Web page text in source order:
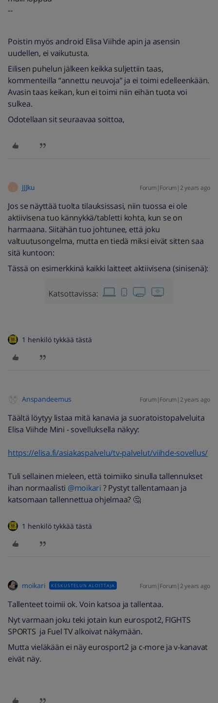
--
Poistin myös android Elisa Viihde apin ja asensin
uudellen, ei vaikutusta.
Eilisen puhelun jälkeen keikka suljettiin taas,
kommenteilla “annettu neuvoja” ja ei toimi edelleenkään.
Avasin taas keikan, kun ei toimi niin eihän tuota voi
sulkea.
Odotellaan sit seuraavaa soittoa,
JJJku Forum|Forum|2 years ago
Jos se näyttää tuolta tilauksissasi, niin tuossa ei ole
aktiivisena tuo kännykkä/tabletti kohta, kun se on
harmaana. Siitähän tuo johtunee, että joku
valtuutusongelma, mutta en tiedä miksi eivät sitten saa
sitä kuntoon:
Tässä on esimerkkinä kaikki laitteet aktiivisena (sinisenä):
1 henkilö tykkää tästä
Anspandeemus Forum|Forum|2 years ago
Täältä löytyy listaa mitä kanavia ja suoratoistopalveluita
Elisa Viihde Mini - sovelluksella näkyy:
https://elisa.fi/asiakaspalvelu/tv-palvelut/viihde-sovellus/
Tuli sellainen mieleen, että toimiiko sinulla tallennukset
ihan normaalisti @moikari ? Pystyt tallentamaan ja
katsomaan tallennettua ohjelmaa? 🤔
1 henkilö tykkää tästä
moikari KESKUSTELUN ALOITTAJA Forum|Forum|2 years ago
Tallenteet toimii ok. Voin katsoa ja tallentaa.
Nyt varmaan joku teki jotain kun eurospot2, FIGHTS
SPORTS ja Fuel TV alkoivat näkymään.
Mutta vieläkään ei näy eurosport2 ja c-more ja v-kanavat
eivät näy.